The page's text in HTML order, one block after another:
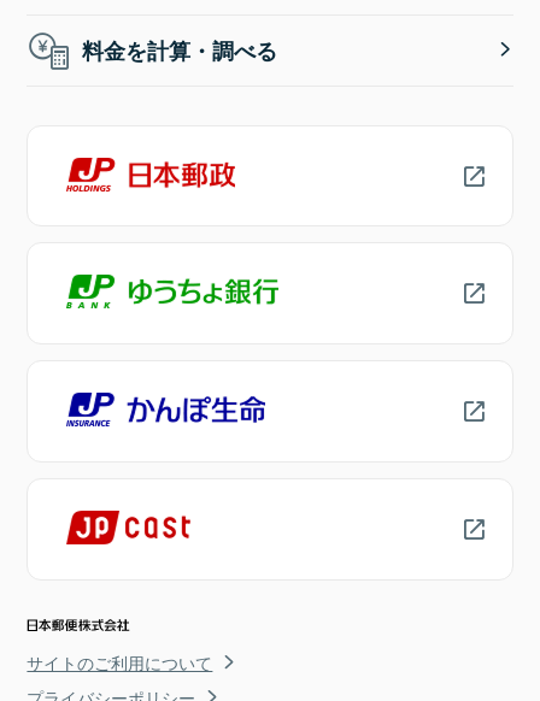
料金を計算・調べる
サイトのご利用について